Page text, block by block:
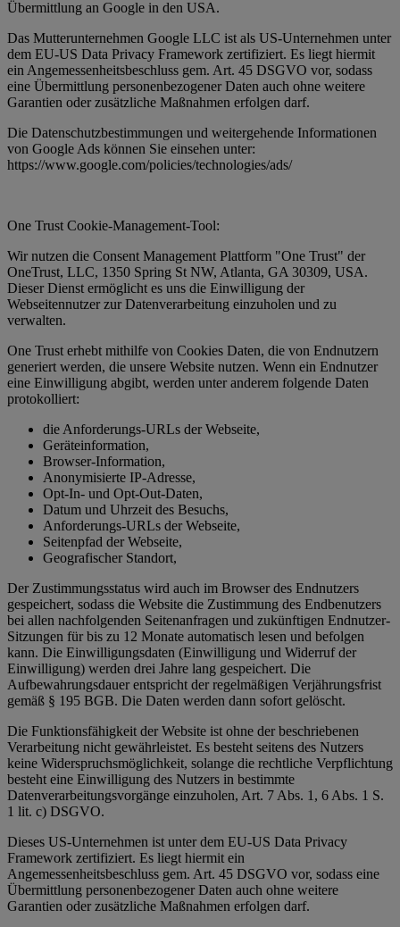
Übermittlung an Google in den USA.
Das Mutterunternehmen Google LLC ist als US-Unternehmen unter
dem EU-US Data Privacy Framework zertifiziert. Es liegt hiermit
ein Angemessenheitsbeschluss gem. Art. 45 DSGVO vor, sodass
eine Übermittlung personenbezogener Daten auch ohne weitere
Garantien oder zusätzliche Maßnahmen erfolgen darf.
Die Datenschutzbestimmungen und weitergehende Informationen
von Google Ads können Sie einsehen unter:
https://www.google.com/policies/technologies/ads/
One Trust Cookie-Management-Tool:
Wir nutzen die Consent Management Plattform "One Trust" der
OneTrust, LLC, 1350 Spring St NW, Atlanta, GA 30309, USA.
Dieser Dienst ermöglicht es uns die Einwilligung der
Webseitennutzer zur Datenverarbeitung einzuholen und zu
verwalten.
One Trust erhebt mithilfe von Cookies Daten, die von Endnutzern
generiert werden, die unsere Website nutzen. Wenn ein Endnutzer
eine Einwilligung abgibt, werden unter anderem folgende Daten
protokolliert:
die Anforderungs-URLs der Webseite,
Geräteinformation,
Browser-Information,
Anonymisierte IP-Adresse,
Opt-In- und Opt-Out-Daten,
Datum und Uhrzeit des Besuchs,
Anforderungs-URLs der Webseite,
Seitenpfad der Webseite,
Geografischer Standort,
Der Zustimmungsstatus wird auch im Browser des Endnutzers
gespeichert, sodass die Website die Zustimmung des Endbenutzers
bei allen nachfolgenden Seitenanfragen und zukünftigen Endnutzer-
Sitzungen für bis zu 12 Monate automatisch lesen und befolgen
kann. Die Einwilligungsdaten (Einwilligung und Widerruf der
Einwilligung) werden drei Jahre lang gespeichert. Die
Aufbewahrungsdauer entspricht der regelmäßigen Verjährungsfrist
gemäß § 195 BGB. Die Daten werden dann sofort gelöscht.
Die Funktionsfähigkeit der Website ist ohne der beschriebenen
Verarbeitung nicht gewährleistet. Es besteht seitens des Nutzers
keine Widerspruchsmöglichkeit, solange die rechtliche Verpflichtung
besteht eine Einwilligung des Nutzers in bestimmte
Datenverarbeitungsvorgänge einzuholen, Art. 7 Abs. 1, 6 Abs. 1 S.
1 lit. c) DSGVO.
Dieses US-Unternehmen ist unter dem EU-US Data Privacy
Framework zertifiziert. Es liegt hiermit ein
Angemessenheitsbeschluss gem. Art. 45 DSGVO vor, sodass eine
Übermittlung personenbezogener Daten auch ohne weitere
Garantien oder zusätzliche Maßnahmen erfolgen darf.